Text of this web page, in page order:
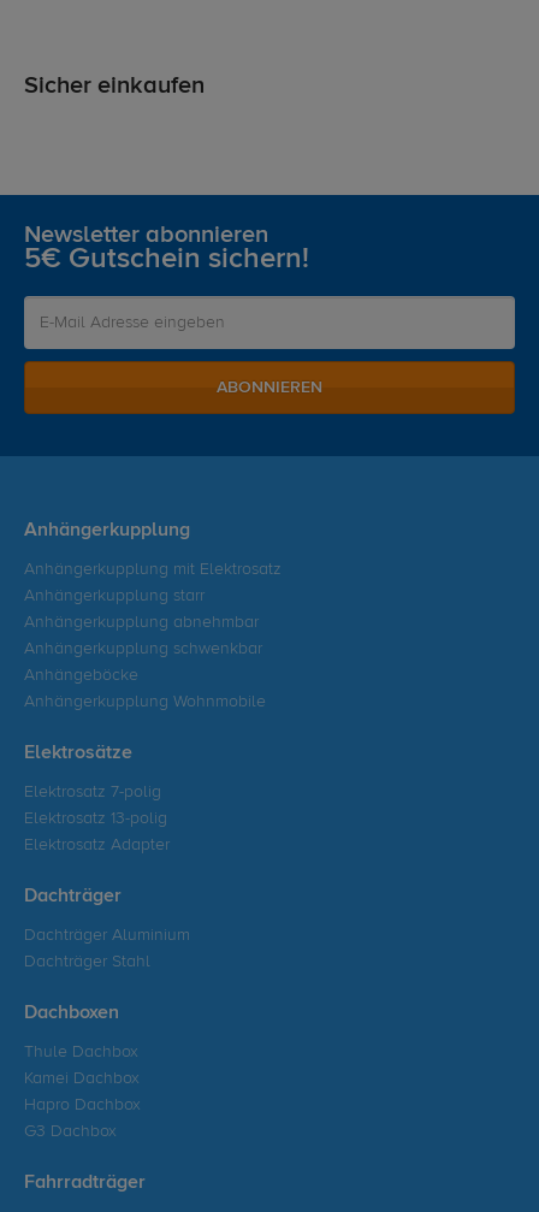
Sicher einkaufen
Newsletter abonnieren
5€ Gutschein sichern!
ABONNIEREN
Anhängerkupplung
Anhängerkupplung mit Elektrosatz
Anhängerkupplung starr
Anhängerkupplung abnehmbar
Anhängerkupplung schwenkbar
Anhängeböcke
Anhängerkupplung Wohnmobile
Elektrosätze
Elektrosatz 7-polig
Elektrosatz 13-polig
Elektrosatz Adapter
Dachträger
Dachträger Aluminium
Dachträger Stahl
Dachboxen
Thule Dachbox
Kamei Dachbox
Hapro Dachbox
G3 Dachbox
Fahrradträger